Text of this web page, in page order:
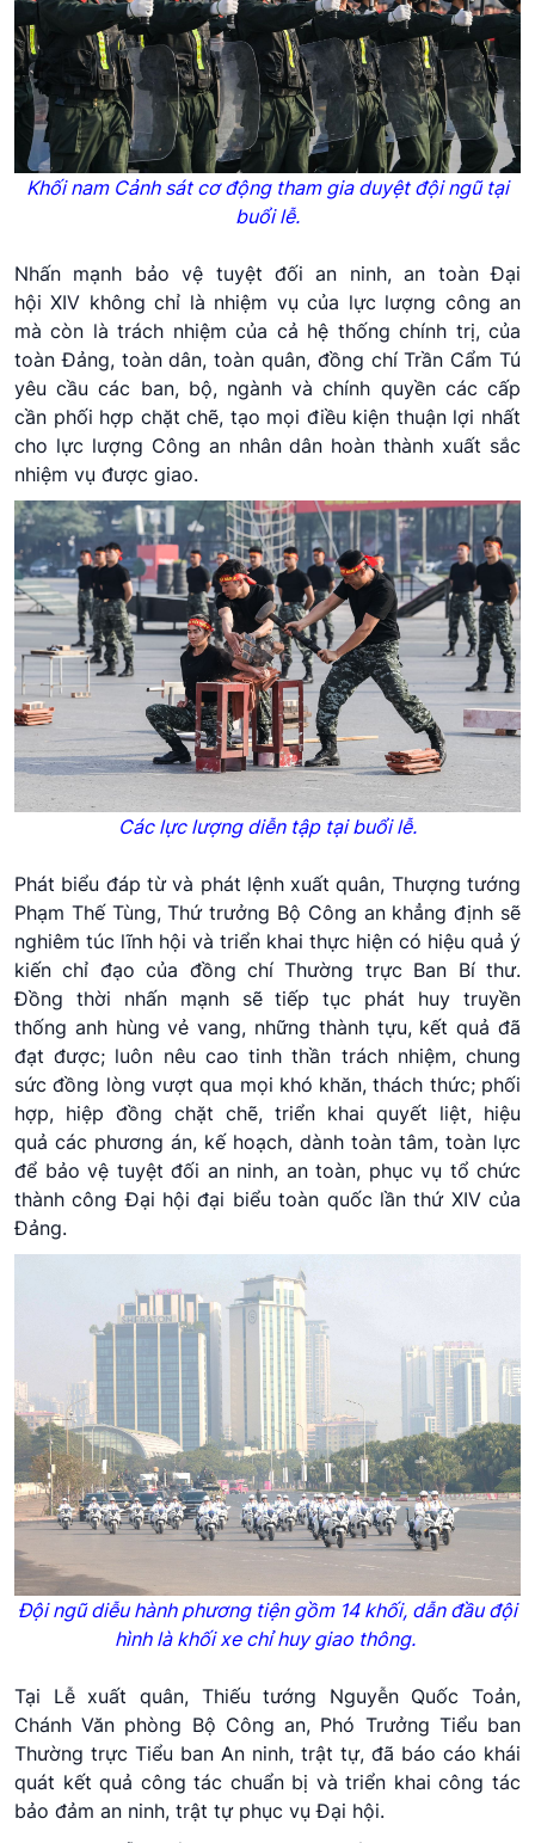
Khối nam Cảnh sát cơ động tham gia duyệt đội ngũ tại
buổi lễ.
Nhấn mạnh bảo vệ tuyệt đối an ninh, an toàn Đại
hội XIV không chỉ là nhiệm vụ của lực lượng công an
mà còn là trách nhiệm của cả hệ thống chính trị, của
toàn Đảng, toàn dân, toàn quân, đồng chí Trần Cẩm Tú
yêu cầu các ban, bộ, ngành và chính quyền các cấp
cần phối hợp chặt chẽ, tạo mọi điều kiện thuận lợi nhất
cho lực lượng Công an nhân dân hoàn thành xuất sắc
nhiệm vụ được giao.
Các lực lượng diễn tập tại buổi lễ.
Phát biểu đáp từ và phát lệnh xuất quân, Thượng tướng
Phạm Thế Tùng, Thứ trưởng Bộ Công an khẳng định sẽ
nghiêm túc lĩnh hội và triển khai thực hiện có hiệu quả ý
kiến chỉ đạo của đồng chí Thường trực Ban Bí thư.
Đồng thời nhấn mạnh sẽ tiếp tục phát huy truyền
thống anh hùng vẻ vang, những thành tựu, kết quả đã
đạt được; luôn nêu cao tinh thần trách nhiệm, chung
sức đồng lòng vượt qua mọi khó khăn, thách thức; phối
hợp, hiệp đồng chặt chẽ, triển khai quyết liệt, hiệu
quả các phương án, kế hoạch, dành toàn tâm, toàn lực
để bảo vệ tuyệt đối an ninh, an toàn, phục vụ tổ chức
thành công Đại hội đại biểu toàn quốc lần thứ XIV của
Đảng.
Đội ngũ diễu hành phương tiện gồm 14 khối, dẫn đầu đội
hình là khối xe chỉ huy giao thông.
Tại Lễ xuất quân, Thiếu tướng Nguyễn Quốc Toản,
Chánh Văn phòng Bộ Công an, Phó Trưởng Tiểu ban
Thường trực Tiểu ban An ninh, trật tự, đã báo cáo khái
quát kết quả công tác chuẩn bị và triển khai công tác
bảo đảm an ninh, trật tự phục vụ Đại hội.